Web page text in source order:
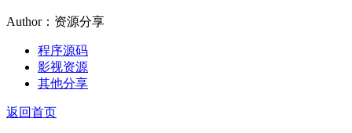
Author：资源分享
程序源码
影视资源
其他分享
返回首页